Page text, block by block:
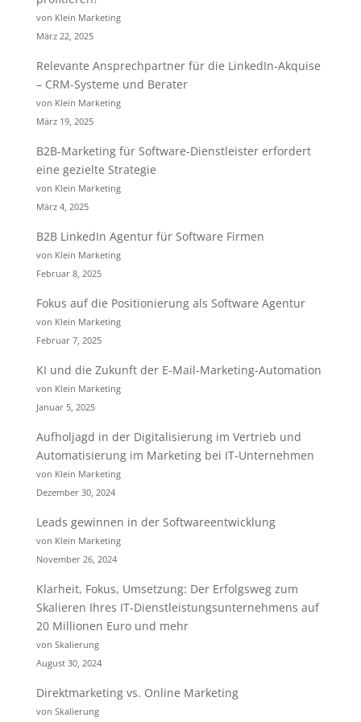
von Klein Marketing
März 22, 2025
Relevante Ansprechpartner für die LinkedIn-Akquise
– CRM-Systeme und Berater
von Klein Marketing
März 19, 2025
B2B-Marketing für Software-Dienstleister erfordert
eine gezielte Strategie
von Klein Marketing
März 4, 2025
B2B LinkedIn Agentur für Software Firmen
von Klein Marketing
Februar 8, 2025
Fokus auf die Positionierung als Software Agentur
von Klein Marketing
Februar 7, 2025
KI und die Zukunft der E-Mail-Marketing-Automation
von Klein Marketing
Januar 5, 2025
Aufholjagd in der Digitalisierung im Vertrieb und
Automatisierung im Marketing bei IT-Unternehmen
von Klein Marketing
Dezember 30, 2024
Leads gewinnen in der Softwareentwicklung
von Klein Marketing
November 26, 2024
Klarheit, Fokus, Umsetzung: Der Erfolgsweg zum
Skalieren Ihres IT-Dienstleistungsunternehmens auf
20 Millionen Euro und mehr
von Skalierung
August 30, 2024
Direktmarketing vs. Online Marketing
von Skalierung